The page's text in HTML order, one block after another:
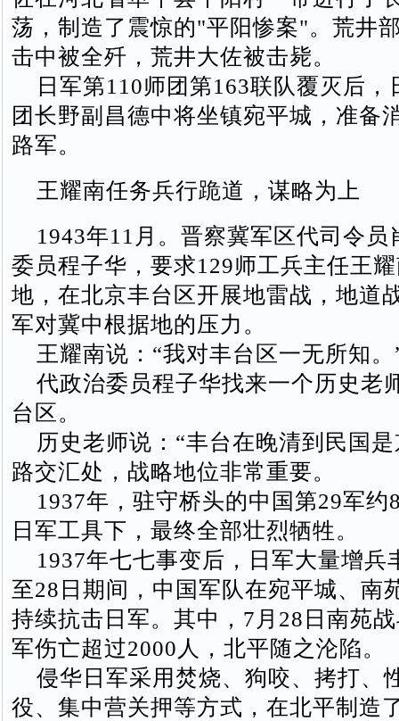
荡，制造了震惊的"平阳惨案"。荒井
击中被全歼，荒井大佐被击毙。
日军第110师团第163联队覆灭后，
团长野副昌德中将坐镇宛平城，准备
路军。
王耀南任务兵行跪道，谋略为上
1943年11月。晋察冀军区代司令员
委员程子华，要求129师工兵主任王
地，在北京丰台区开展地雷战，地道
军对冀中根据地的压力。
王耀南说：“我对丰台区一无所知。
代政治委员程子华找来一个历史老
台区。
历史老师说：“丰台在晚清到民国
路交汇处，战略地位非常重要。
1937年，驻守桥头的中国第29军约
日军工具下，最终全部壮烈牺牲。
1937年七七事变后，日军大量增兵
至28日期间，中国军队在宛平城、南
持续抗击日军。其中，7月28日南苑
军伤亡超过2000人，北平随之沦陷。
侵华日军采用焚烧、狗咬、拷打、
役、集中营关押等方式，在北平制造